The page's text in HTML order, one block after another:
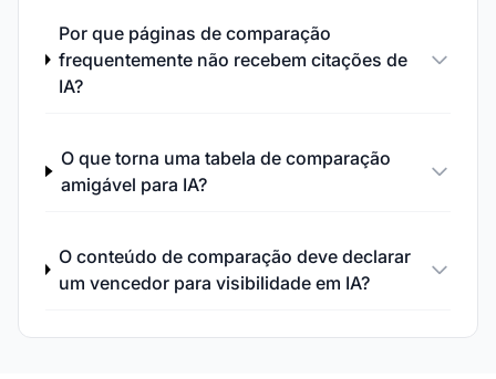
Por que páginas de comparação
frequentemente não recebem citações de
IA?
O que torna uma tabela de comparação
amigável para IA?
O conteúdo de comparação deve declarar
um vencedor para visibilidade em IA?